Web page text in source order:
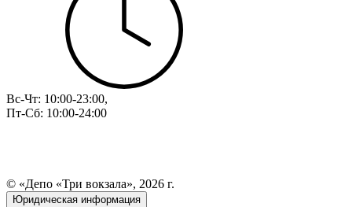
Вс-Чт: 10:00-23:00,
Пт-Сб: 10:00-24:00
© «Депо «Три вокзала», 2026 г.
Юридическая информация